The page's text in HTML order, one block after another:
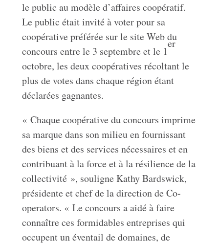
le public au modèle d’affaires coopératif.
Le public était invité à voter pour sa
coopérative préférée sur le site Web du
concours entre le 3 septembre et le 1
er
octobre, les deux coopératives récoltant le
plus de votes dans chaque région étant
déclarées gagnantes.
« Chaque coopérative du concours imprime
sa marque dans son milieu en fournissant
des biens et des services nécessaires et en
contribuant à la force et à la résilience de la
collectivité », souligne Kathy Bardswick,
présidente et chef de la direction de Co-
operators. « Le concours a aidé à faire
connaître ces formidables entreprises qui
occupent un éventail de domaines, de